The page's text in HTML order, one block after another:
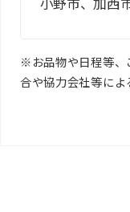
※お品物や日程等、
合や協力会社等によ